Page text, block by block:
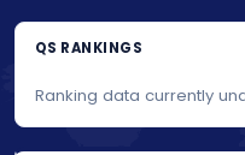
QS RANKINGS
Ranking data currently